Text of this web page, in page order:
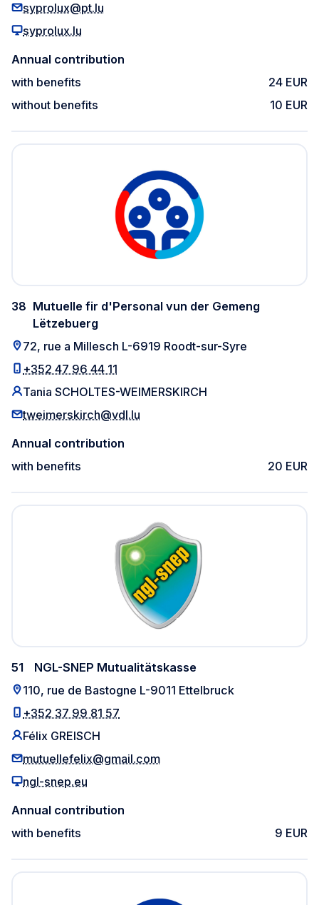
syprolux@pt.lu
syprolux.lu
Annual contribution
with benefits
24 EUR
without benefits
10 EUR
Mutuelle fir d'Personal vun der Gemeng
Lëtzebuerg
38
72, rue a Millesch L-6919 Roodt-sur-Syre
+352 47 96 44 11
Tania SCHOLTES-WEIMERSKIRCH
tweimerskirch@vdl.lu
Annual contribution
with benefits
20 EUR
NGL-SNEP Mutualitätskasse
51
110, rue de Bastogne L-9011 Ettelbruck
+352 37 99 81 57
Félix GREISCH
mutuellefelix@gmail.com
ngl-snep.eu
Annual contribution
with benefits
9 EUR